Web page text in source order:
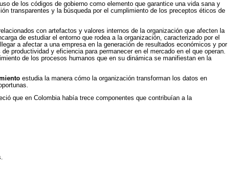
de los códigos de gobierno como elemento que garantice una vida sana y
transparentes y la búsqueda por el cumplimiento de los preceptos éticos de
con artefactos y valores internos de la organización que afecten la
de estudiar el entorno que rodea a la organización, caracterizado por el
a afectar a una empresa en la generación de resultados económicos y por
productividad y eficiencia para permanecer en el mercado en el que operan.
de los procesos humanos que en su dinámica se manifiestan en la
estudia la manera cómo la organización transforman los datos en
que en Colombia había trece componentes que contribuían a la